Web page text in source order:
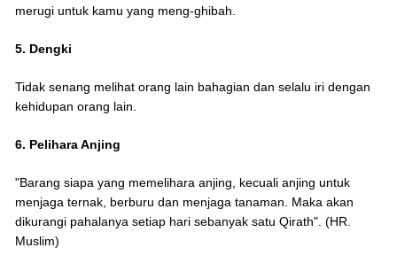
merugi untuk kamu yang meng-ghibah.
5. Dengki
Tidak senang melihat orang lain bahagian dan selalu iri dengan
kehidupan orang lain.
6. Pelihara Anjing
"Barang siapa yang memelihara anjing, kecuali anjing untuk
menjaga ternak, berburu dan menjaga tanaman. Maka akan
dikurangi pahalanya setiap hari sebanyak satu Qirath". (HR.
Muslim)